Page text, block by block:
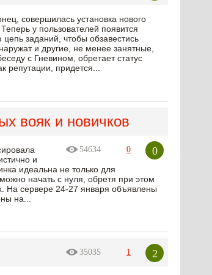
совершилась установка нового
у пользователей появится
заданий, чтобы обзавестись
и другие, не менее занятные,
с Гневином, обретает статус
репутации, придется...
вояк и новичков
54634 0 0
и
идеальна не только для
начать с нуля, обретя при этом
На сервере 24-27 января объявлены
на...
35035 1 2